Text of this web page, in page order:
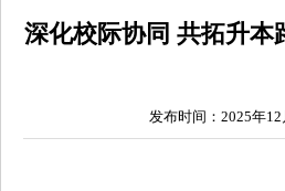
深化校际协同 共拓升
发布时间：2025年12